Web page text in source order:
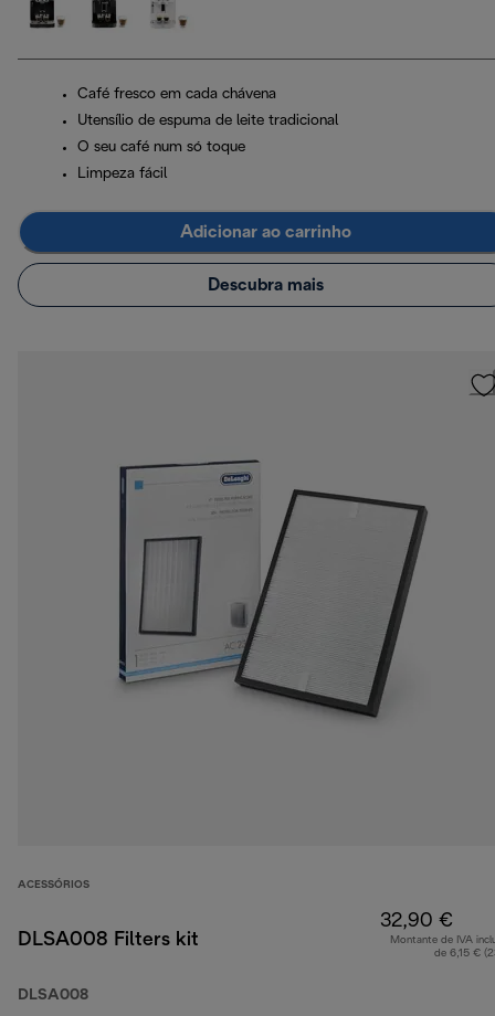
Café fresco em cada chávena
Utensílio de espuma de leite tradicional
O seu café num só toque
Limpeza fácil
Adicionar ao carrinho
Descubra mais
ACESSÓRIOS
DLSA008 Filters kit
DLSA008
32,90 €
Montante de IVA
de 6,15 €